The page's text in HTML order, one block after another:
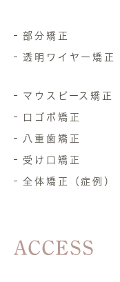
部分矯正
透明ワイヤー矯正
マウスピース矯正
口ゴボ矯正
八重歯矯正
受け口矯正
全体矯正（症例）
ACCESS